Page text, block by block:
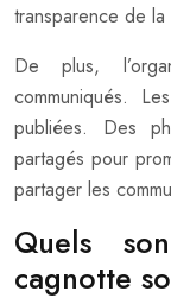
transparence de
De plus,
communiqués.
publiées. Des
partagés pour
partager les
Quels
cagnotte